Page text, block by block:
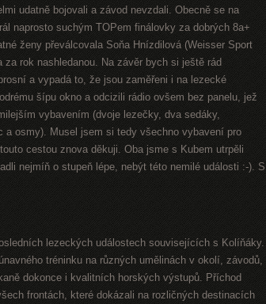
udatně bojovali a závod nevzdali. Obecně se na
naprosto suchým TOPem finálovky za dobrých 8a+
ženy převálcovala Soňa Hnízdilová (Weisser Sport
rok nashledanou. Na závěr bych si ještě rád
a vypadá to, že jsou zaměřeni i na lezecké
šípu okno a odcizili rádio ovšem bez panelu, jež
vybavením (dvoje lezečky, dva sedáky,
osmy). Musel jsem si tedy všechno vybavení pro
cestou znova děkuji. Oba jsme s Kubem utrpěli
nejmíň o stupeň lépe, nebýt této nemilé události :-). S
lezeckých událostech souvisejících s Kolíňáky.
tréninku na různých umělinách v okolí, závodů,
dokonce i kvalitních horských výstupů. Příchod
frontách, které dokázali na rozličných destinacích